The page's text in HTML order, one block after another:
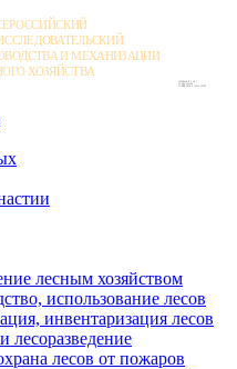
лесным хозяйством
использование лесов
инвентаризация лесов
лесоразведение
лесов от пожаров